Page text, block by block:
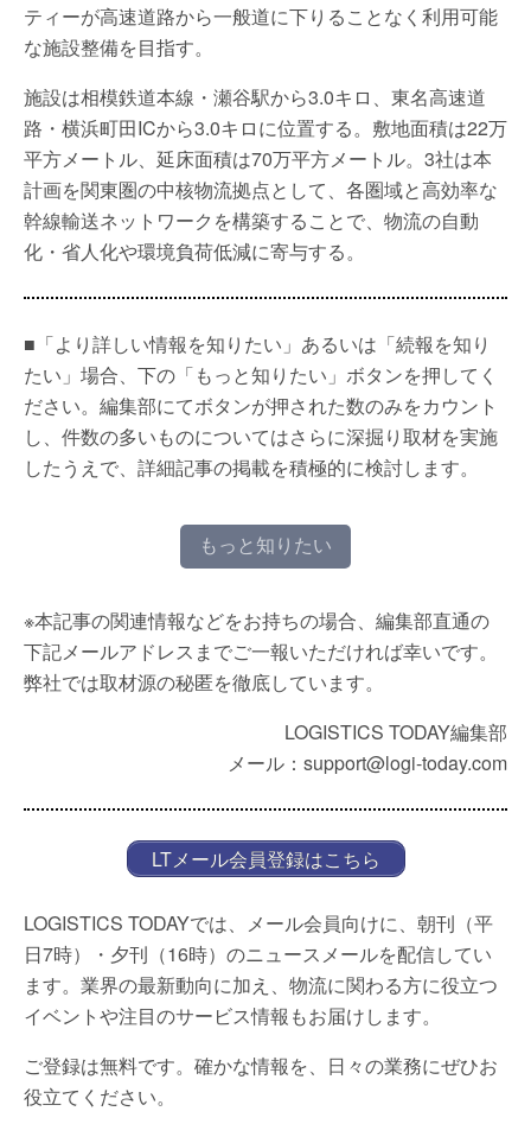
ティーが高速道路から一般道に下りることなく利用可能
な施設整備を目指す。
施設は相模鉄道本線・瀬谷駅から3.0キロ、東名高速道
路・横浜町田ICから3.0キロに位置する。敷地面積は22万
平方メートル、延床面積は70万平方メートル。3社は本
計画を関東圏の中核物流拠点として、各圏域と高効率な
幹線輸送ネットワークを構築することで、物流の自動
化・省人化や環境負荷低減に寄与する。
■「より詳しい情報を知りたい」あるいは「続報を知り
たい」場合、下の「もっと知りたい」ボタンを押してく
ださい。編集部にてボタンが押された数のみをカウント
し、件数の多いものについてはさらに深掘り取材を実施
したうえで、詳細記事の掲載を積極的に検討します。
もっと知りたい
※本記事の関連情報などをお持ちの場合、編集部直通の
下記メールアドレスまでご一報いただければ幸いです。
弊社では取材源の秘匿を徹底しています。
LOGISTICS TODAY編集部
メール：support@logi-today.com
LTメール会員登録はこちら
LOGISTICS TODAYでは、メール会員向けに、朝刊（平
日7時）・夕刊（16時）のニュースメールを配信してい
ます。業界の最新動向に加え、物流に関わる方に役立つ
イベントや注目のサービス情報もお届けします。
ご登録は無料です。確かな情報を、日々の業務にぜひお
役立てください。